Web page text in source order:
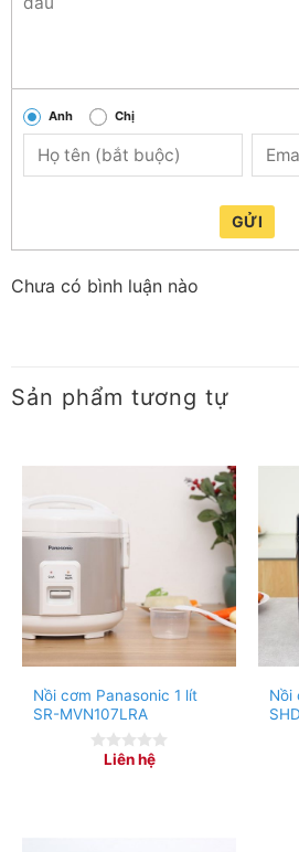
Nồi cơm nắp gài dung tích 1.8 lít
gia đình có 4 – 6 thành viên
Sử dụng nồi cơm điện đơn giản
chế độ: nấu cơm và giữ ấm
Anh Chị
GỬI
Chưa có bình luận nào
Sản phẩm tương tự
Nồi cơm Panasonic 1 lít
SR-MVN107LRA
Liên hệ
Nồi